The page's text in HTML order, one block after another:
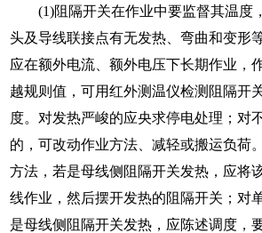
(1)阻隔开关在作业中要监督其温度
头及导线联接点有无发热、弯曲和变形
应在额外电流、额外电压下长期作业，
越规则值，可用红外测温仪检测阻隔开
度。对发热严峻的应央求停电处理；对
的，可改动作业方法、减轻或搬运负荷
方法，若是母线侧阻隔开关发热，应将
线作业，然后摆开发热的阻隔开关；对
是母线侧阻隔开关发热，应陈述调度，